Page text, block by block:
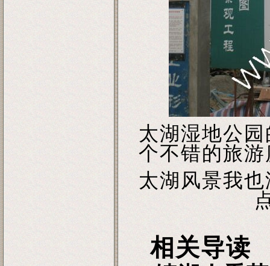
太湖湿地公
个不错的旅
太湖风景我
相关导读